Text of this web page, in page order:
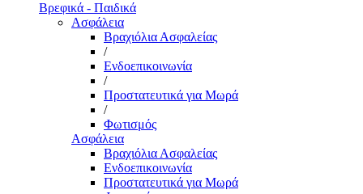
Βρεφικά - Παιδικά
Ασφάλεια
Βραχιόλια Ασφαλείας
/
Ενδοεπικοινωνία
/
Προστατευτικά για Μωρά
/
Φωτισμός
Ασφάλεια
Βραχιόλια Ασφαλείας
Ενδοεπικοινωνία
Προστατευτικά για Μωρά